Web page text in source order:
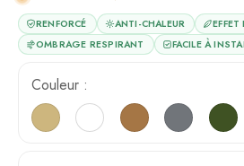
RENFORCÉ ANTI-CHALEUR
EFFET
OMBRAGE RESPIRANT
FACILE À
Couleur :
Sable
Blanc Fibre de coco
Gris Vert